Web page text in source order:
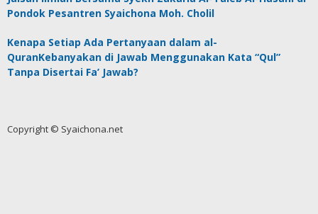
Pondok Pesantren Syaichona Moh. Cholil
Kenapa Setiap Ada Pertanyaan dalam al-
QuranKebanyakan di Jawab Menggunakan Kata “Qul”
Tanpa Disertai Fa’ Jawab?
Copyright © Syaichona.net